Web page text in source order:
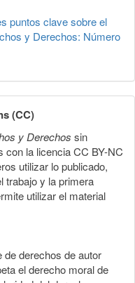
puntos clave sobre el
y Derechos: Número
(CC)
y Derechos sin
con la licencia CC BY-NC
utilizar lo publicado,
trabajo y la primera
utilizar el material
de derechos de autor
el derecho moral de